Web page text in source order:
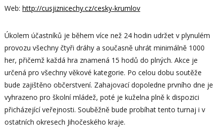
Web: http://cusjiznicechy.cz/cesky-krumlov
Úkolem účastníků je během více než 24 hodin udržet v plynulém
provozu všechny čtyři dráhy a současně uhrát minimálně 1000
her, přičemž každá hra znamená 15 hodů do plných. Akce je
určená pro všechny věkové kategorie. Po celou dobu soutěže
bude zajištěno občerstvení. Zahajovací dopoledne prvního dne je
vyhrazeno pro školní mládež, poté je kuželna plně k dispozici
přicházející veřejnosti. Souběžně bude probíhat tento turnaj i v
ostatních okresech Jihočeského kraje.